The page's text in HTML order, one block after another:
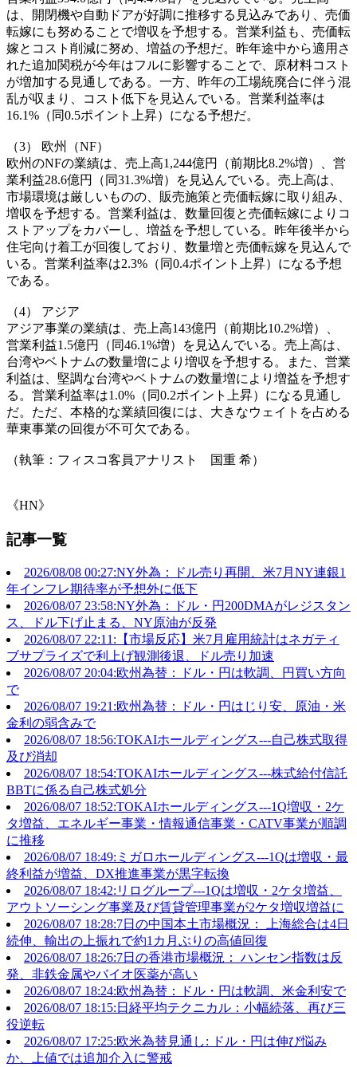
は、開閉機や自動ドアが好調に推移する見込みであり、売価
転嫁にも努めることで増収を予想する。営業利益も、売価転
嫁とコスト削減に努め、増益の予想だ。昨年途中から適用さ
れた追加関税が今年はフルに影響することで、原材料コスト
が増加する見通しである。一方、昨年の工場統廃合に伴う混
乱が収まり、コスト低下を見込んでいる。営業利益率は
16.1%（同0.5ポイント上昇）になる予想だ。
（3） 欧州（NF）
欧州のNFの業績は、売上高1,244億円（前期比8.2%増）、営
業利益28.6億円（同31.3%増）を見込んでいる。売上高は、
市場環境は厳しいものの、販売施策と売価転嫁に取り組み、
増収を予想する。営業利益は、数量回復と売価転嫁によりコ
ストアップをカバーし、増益を予想している。昨年後半から
住宅向け着工が回復しており、数量増と売価転嫁を見込んで
いる。営業利益率は2.3%（同0.4ポイント上昇）になる予想
である。
（4） アジア
アジア事業の業績は、売上高143億円（前期比10.2%増）、
営業利益1.5億円（同46.1%増）を見込んでいる。売上高は、
台湾やベトナムの数量増により増収を予想する。また、営業
利益は、堅調な台湾やベトナムの数量増により増益を予想す
る。営業利益率は1.0%（同0.2ポイント上昇）になる見通し
だ。ただ、本格的な業績回復には、大きなウェイトを占める
華東事業の回復が不可欠である。
（執筆：フィスコ客員アナリスト 国重 希）
《HN》
記事一覧
2026/08/08 00:27:NY外為：ドル売り再開、米7月NY連銀1
年インフレ期待率が予想外に低下
2026/08/07 23:58:NY外為：ドル・円200DMAがレジスタン
ス、ドル下げ止まる、NY原油が反発
2026/08/07 22:11:【市場反応】米7月雇用統計はネガティ
ブサプライズで利上げ観測後退、ドル売り加速
2026/08/07 20:04:欧州為替：ドル・円は軟調、円買い方向
で
2026/08/07 19:21:欧州為替：ドル・円はじり安、原油・米
金利の弱含みで
2026/08/07 18:56:TOKAIホールディングス---自己株式取得
及び消却
2026/08/07 18:54:TOKAIホールディングス---株式給付信託
BBTに係る自己株式処分
2026/08/07 18:52:TOKAIホールディングス---1Q増収・2ケ
タ増益、エネルギー事業・情報通信事業・CATV事業が順調
に推移
2026/08/07 18:49:ミガロホールディングス---1Qは増収・最
終利益が増益、DX推進事業が黒字転換
2026/08/07 18:42:リログループ---1Qは増収・2ケタ増益、
アウトソーシング事業及び賃貸管理事業が2ケタ増収増益に
2026/08/07 18:28:7日の中国本土市場概況： 上海総合は4日
続伸、輸出の上振れで約1カ月ぶりの高値回復
2026/08/07 18:26:7日の香港市場概況： ハンセン指数は反
発、非鉄金属やバイオ医薬が高い
2026/08/07 18:24:欧州為替：ドル・円は軟調、米金利安で
2026/08/07 18:15:日経平均テクニカル：小幅続落、再び三
役逆転
2026/08/07 17:25:欧米為替見通し: ドル・円は伸び悩み
か、上値では追加介入に警戒